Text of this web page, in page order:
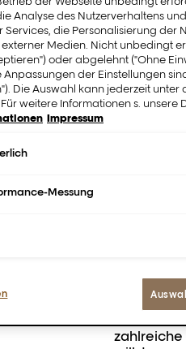
Die
zahlreiche
Analyse des Nutzerverhaltens
Services, die Personalisierung der
Medien. Nicht unbedingt
oder abgelehnt ("Ohne
der Einstellungen
Die Auswahl kann jederzeit unter
weitere Informationen s. unsere
Impressum
Messung